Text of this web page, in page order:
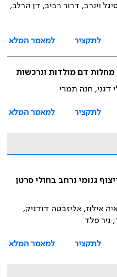
וינרב, דרור רביב, דן הרלב,
לתקציר
למאמר המלא
מחלות דם מולדות ונרכשות
דגני, חנה תמרי
לתקציר
למאמר המלא
גנומי נרחב בחולי סרטן
אילוז, אליזבטה דודניק,
ניר פלד
לתקציר
למאמר המלא